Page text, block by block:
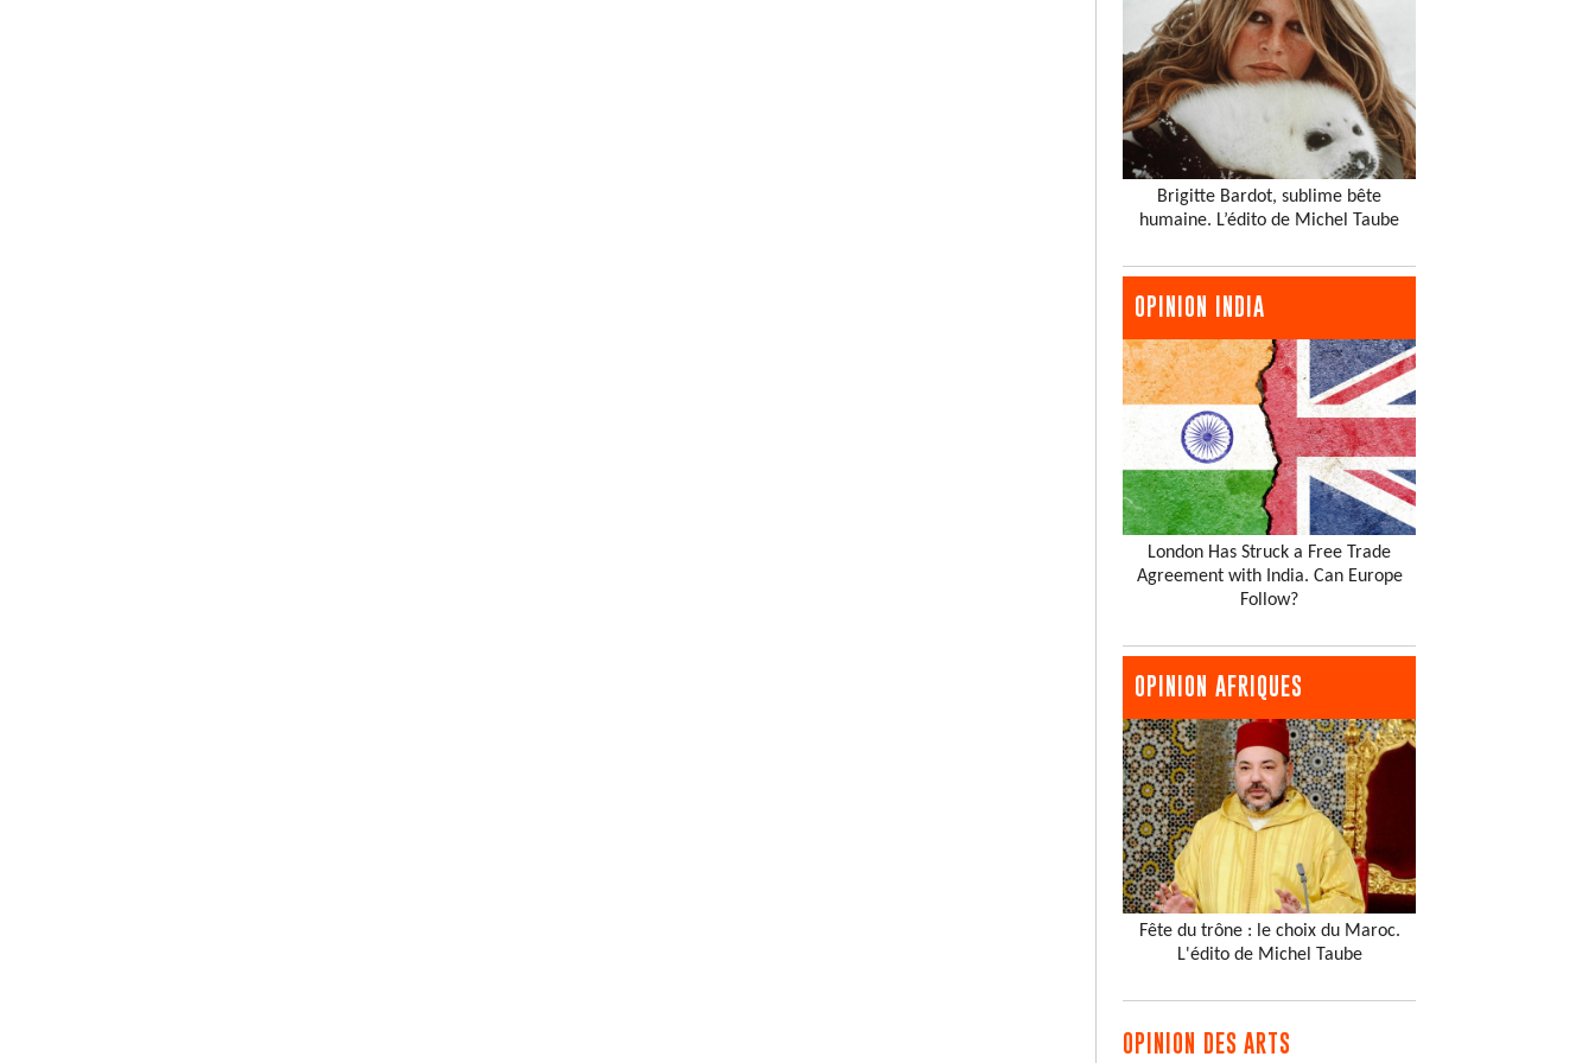
Brigitte Bardot, sublime bête
humaine. L’édito de Michel Taube
OPINION INDIA
London Has Struck a Free Trade
Agreement with India. Can Europe
Follow?
OPINION AFRIQUES
Fête du trône : le choix du Maroc.
L'édito de Michel Taube
OPINION DES ARTS